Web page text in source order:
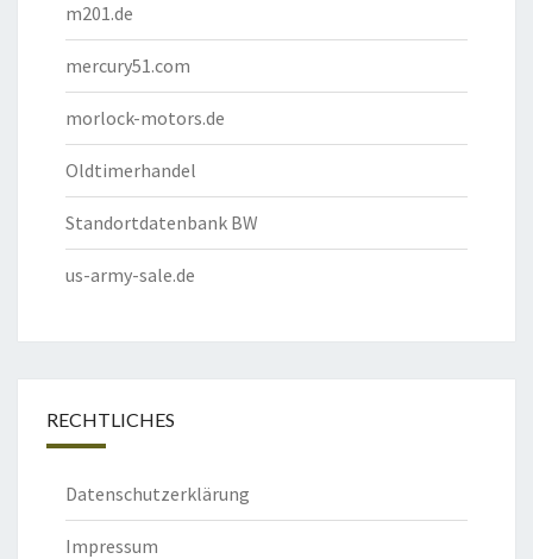
m201.de
mercury51.com
morlock-motors.de
Oldtimerhandel
Standortdatenbank BW
us-army-sale.de
RECHTLICHES
Datenschutzerklärung
Impressum